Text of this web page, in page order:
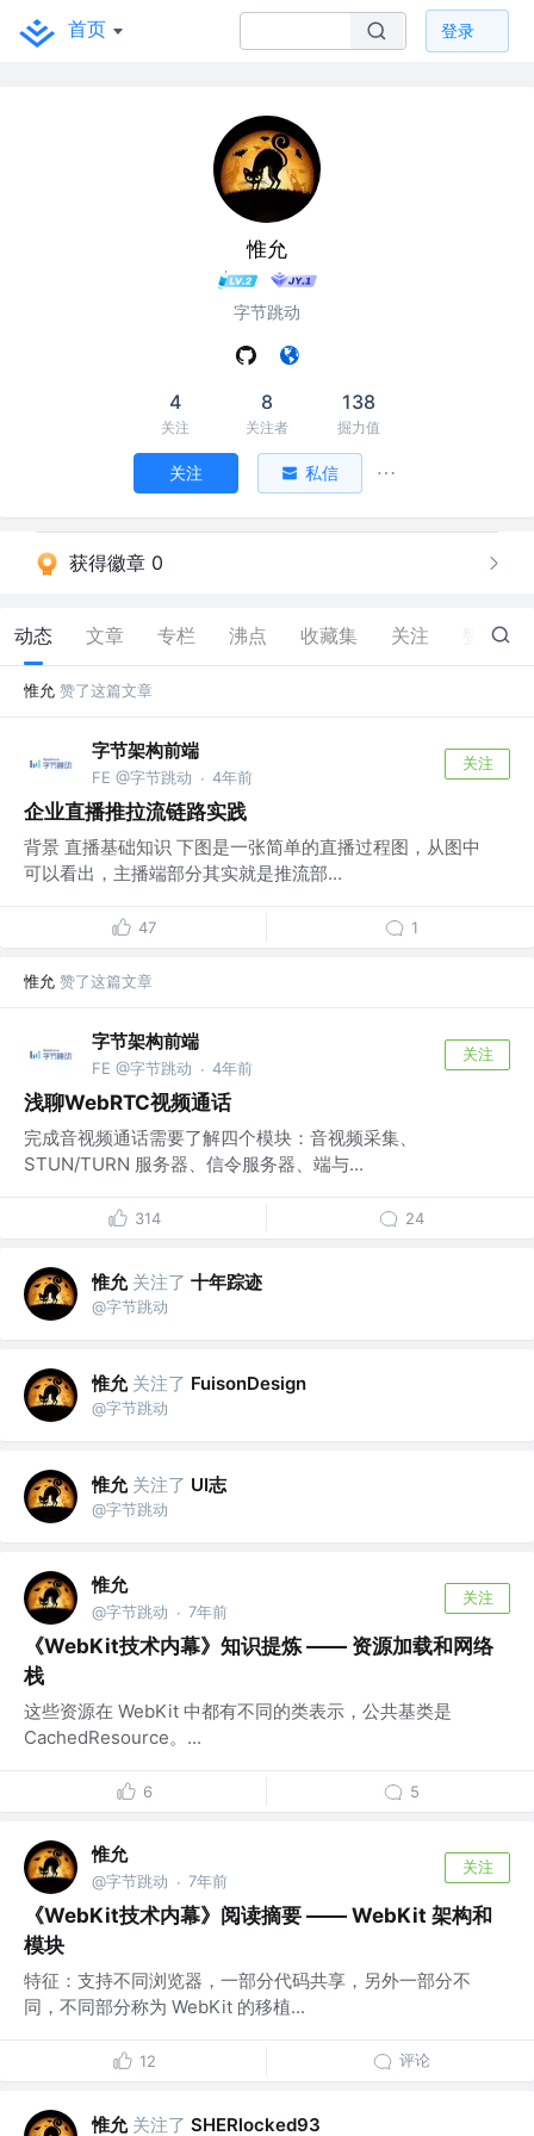
首页 登录
惟允
字节跳动
4
关注
8
关注者
138
掘力值
关注 私信
获得徽章 0
动态 文章 专栏 沸点 收藏集 关注 6
惟允 赞了这篇文章
字节架构前端
FE @字节跳动 · 4年前
关注
企业直播推拉流链路实践
背景 直播基础知识 下图是一张简单的直播过程图，从图中
可以看出，主播端部分其实就是推流部...
47 1
惟允 赞了这篇文章
字节架构前端
FE @字节跳动 · 4年前
关注
浅聊WebRTC视频通话
完成音视频通话需要了解四个模块：音视频采集、
STUN/TURN 服务器、信令服务器、端与...
314 24
惟允 关注了 十年踪迹
@字节跳动
惟允 关注了 FuisonDesign
@字节跳动
惟允 关注了 UI志
@字节跳动
惟允
@字节跳动 · 7年前
关注
《WebKit技术内幕》知识提炼 —— 资源加载和网络
栈
这些资源在 WebKit 中都有不同的类表示，公共基类是
CachedResource。...
6 5
惟允
@字节跳动 · 7年前
关注
《WebKit技术内幕》阅读摘要 —— WebKit 架构和
模块
特征：支持不同浏览器，一部分代码共享，另外一部分不
同，不同部分称为 WebKit 的移植...
12 评论
惟允 关注了 SHERlocked93